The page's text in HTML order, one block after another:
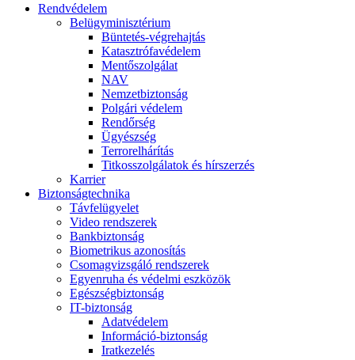
Rendvédelem
Belügyminisztérium
Büntetés-végrehajtás
Katasztrófavédelem
Mentőszolgálat
NAV
Nemzetbiztonság
Polgári védelem
Rendőrség
Ügyészség
Terrorelhárítás
Titkosszolgálatok és hírszerzés
Karrier
Biztonságtechnika
Távfelügyelet
Video rendszerek
Bankbiztonság
Biometrikus azonosítás
Csomagvizsgáló rendszerek
Egyenruha és védelmi eszközök
Egészségbiztonság
IT-biztonság
Adatvédelem
Információ-biztonság
Iratkezelés